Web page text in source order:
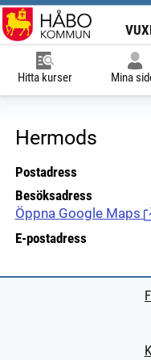
Hitta kurser Mina
Hermods
Postadress
Besöksadress
Öppna Google Maps
E-postadress